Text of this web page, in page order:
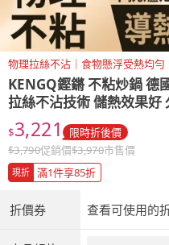
物理拉絲不沾｜食物懸浮受熱均勻
KENGQ鏗鏘 不粘炒鍋
拉絲不沾技術 儲熱效果好
$3,221 限時折後價
$3,790促銷價$3,970市售價
現折 滿1件享85折
折價券 查看可使用的